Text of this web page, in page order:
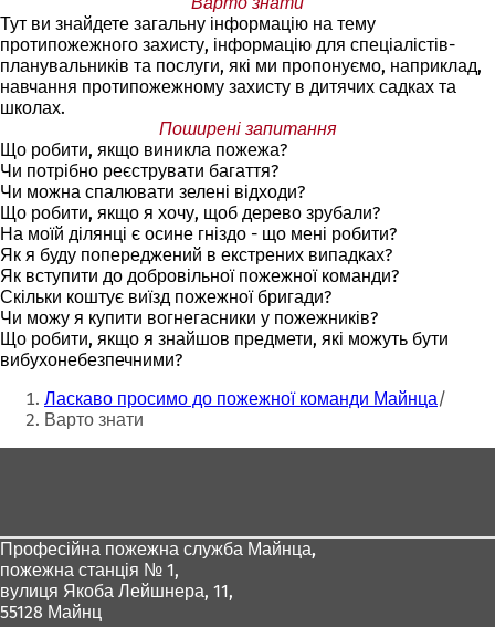
Тут ви знайдете загальну інформацію на тему
протипожежного захисту, інформацію для спеціалістів-
планувальників та послуги, які ми пропонуємо, наприклад,
навчання протипожежному захисту в дитячих садках та
школах.
Поширені запитання
Що робити, якщо виникла пожежа?
Чи потрібно реєструвати багаття?
Чи можна спалювати зелені відходи?
Що робити, якщо я хочу, щоб дерево зрубали?
На моїй ділянці є осине гніздо - що мені робити?
Як я буду попереджений в екстрених випадках?
Як вступити до добровільної пожежної команди?
Скільки коштує виїзд пожежної бригади?
Чи можу я купити вогнегасники у пожежників?
Що робити, якщо я знайшов предмети, які можуть бути
вибухонебезпечними?
Ти
тут:
Ласкаво просимо до пожежної команди Майнца
Варто знати
Професійна пожежна служба Майнца,
пожежна станція № 1,
вулиця Якоба Лейшнера, 11,
55128 Майнц